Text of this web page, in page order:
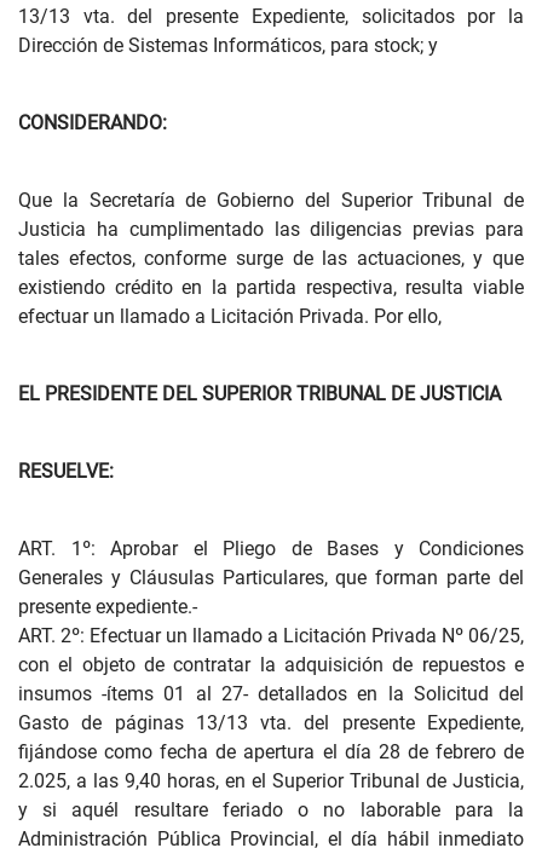
13/13 vta. del presente Expediente, solicitados por la
Dirección de Sistemas Informáticos, para stock; y
CONSIDERANDO:
Que la Secretaría de Gobierno del Superior Tribunal de
Justicia ha cumplimentado las diligencias previas para
tales efectos, conforme surge de las actuaciones, y que
existiendo crédito en la partida respectiva, resulta viable
efectuar un llamado a Licitación Privada. Por ello,
EL PRESIDENTE DEL SUPERIOR TRIBUNAL DE JUSTICIA
RESUELVE:
ART. 1º: Aprobar el Pliego de Bases y Condiciones
Generales y Cláusulas Particulares, que forman parte del
presente expediente.-
ART. 2º: Efectuar un llamado a Licitación Privada Nº 06/25,
con el objeto de contratar la adquisición de repuestos e
insumos -ítems 01 al 27- detallados en la Solicitud del
Gasto de páginas 13/13 vta. del presente Expediente,
fijándose como fecha de apertura el día 28 de febrero de
2.025, a las 9,40 horas, en el Superior Tribunal de Justicia,
y si aquél resultare feriado o no laborable para la
Administración Pública Provincial, el día hábil inmediato